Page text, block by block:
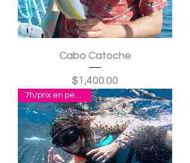
Cabo Catoche
Precio
$1,400.00